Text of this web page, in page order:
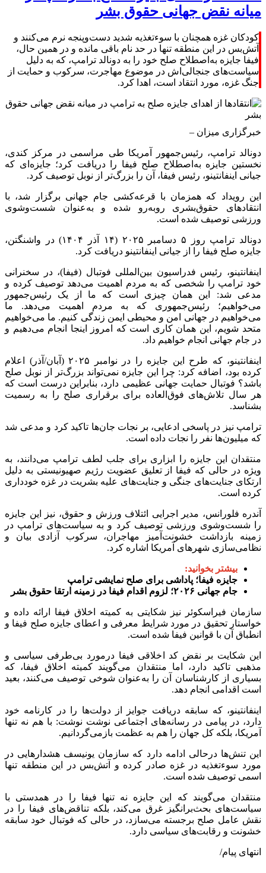
میانه نقض جهانی حقوق بشر
کودکان غزه همچنان با سوءتغذیه شدید دست‌وپنجه نرم می‌کنند و
آتش‌بس در این منطقه تنها در حد نام باقی مانده و در همین حال،
فیفا جایزه به‌اصطلاح صلح خود را به دونالد ترامپ، که به دلیل
سیاست‌های جنجالی‌اش در موضوع مهاجرت، سرکوب و حمایت از
جنگ غزه، مورد انتقاد است، اهدا کرد.
خبرگزاری میزان –
دونالد ترامپ، رئیس‌جمهور آمریکا طی مراسمی در مرکز کندی،
نخستین جایزه به‌اصطلاح صلح فیفا را دریافت کرد؛ جایزه‌ای که
جیانی اینفانتینو، رئیس فیفا، آن را بزرگ‌تر از نوبل توصیف کرد.
این رویداد که همزمان با قرعه‌کشی جام جهانی برگزار شد، با
انتقاد‌های حقوق‌بشری رو‌به‌رو شده و به‌عنوان شست‌وشوی
ورزشی توصیف شده است.
دونالد ترامپ روز ۵ دسامبر ۲۰۲۵ (۱۴ آذر ۱۴۰۴) در واشنگتن،
جایزه صلح فیفا را از جیانی اینفانتینو دریافت کرد.
اینفانتینو، رئیس فدراسیون بین‌المللی فوتبال (فیفا)، در سخنرانی
خود ترامپ را شخصی که به مردم اهمیت می‌دهد توصیف کرده و
مدعی شد: این همان چیزی است که ما از یک رئیس‌جمهور
می‌خواهیم؛ رئیس‌جمهوری که به مردم اهمیت می‌دهد. ما
می‌خواهیم در جهانی امن و محیطی ایمن زندگی کنیم. ما می‌خواهیم
متحد شویم، این همان کاری است که امروز اینجا انجام می‌دهیم و
در جام جهانی انجام خواهیم داد.
اینفانتینو، که طرح این جایزه را در نوامبر ۲۰۲۵ (آبان/آذر) اعلام
کرده بود، اضافه کرد: چرا این جایزه نمی‌تواند بزرگ‌تر از نوبل صلح
باشد؟ فوتبال حمایت جهانی عظیمی دارد، بنابراین درست است که
هر سال تلاش‌های فوق‌العاده برای برقراری صلح را به رسمیت
بشناسد.
ترامپ نیز در پاسخی ادعایی، بر نجات جان‌ها تاکید کرد و مدعی شد
که میلیون‌ها نفر را نجات داده است.
منتقدان این جایزه را ابزاری برای جلب لطف ترامپ می‌دانند، به
ویژه در حالی که فیفا از تعلیق عضویت رژیم صهیونیستی به دلیل
ارتکای جنایت‌های جنگی و جنایت‌های علیه بشریت در غزه خودداری
کرده است.
آندره فلورانس، مدیر اجرایی ائتلاف ورزش و حقوق، نیز این جایزه
را شست‌وشوی ورزشی توصیف کرد و به سیاست‌های ترامپ در
زمینه بازداشت خشونت‌آمیز مهاجران، سرکوب آزادی بیان و
نظامی‌سازی شهر‌های آمریکا اشاره کرد.
بیشتر بخوانید:
جایزه فیفا؛ پاداشی برای صلح نمایشی ترامپ
جام جهانی ۲۰۲۶؛ لزوم اقدام فیفا در زمینه ارتقا حقوق بشر
سازمان فیراسکوئر نیز شکایتی به کمیته اخلاق فیفا ارائه داده و
خواستار تحقیق در مورد شرایط معرفی و اعطای جایزه صلح فیفا و
انطباق آن با قوانین فیفا شده است.
این شکایت بر نقض کد اخلاقی فیفا درمورد بی‌طرفی سیاسی و
مذهبی تاکید دارد، اما منتقدان می‌گویند کمیته اخلاق فیفا، که
بسیاری از کارشناسان آن را به‌عنوان شوخی توصیف می‌کنند، بعید
است اقدامی انجام دهد.
اینفانتینو، که سابقه دریافت جوایز از دولت‌ها را در کارنامه خود
دارد، در پیامی در رسانه‌های اجتماعی نوشت نوشت: با هم نه تنها
آمریکا، بلکه کل جهان را هم به عظمت بازمی‌گردانیم.
این تنش‌ها درحالی ادامه دارد که سازمان یونیسف هشدار‌هایی در
مورد سوءتغذیه در غزه صادر کرده و آتش‌بس در این منطقه تنها
اسمی توصیف شده است.
منتقدان می‌گویند که این جایزه نه تنها فیفا را در همدستی با
سیاست‌های بحث‌برانگیز غرق می‌کند، بلکه تناقض‌های فیفا را در
نقش عامل صلح برجسته می‌سازد، در حالی که فوتبال خود سابقه
خشونت و رقابت‌های سیاسی دارد.
انتهای پیام/